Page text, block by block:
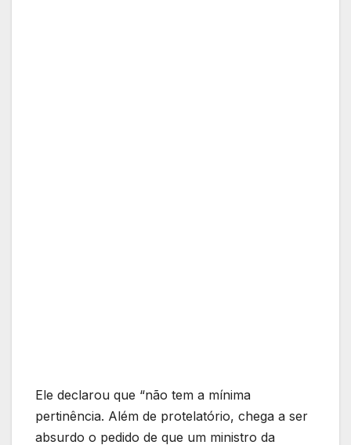
Ele declarou que “não tem a mínima
pertinência. Além de protelatório, chega a ser
absurdo o pedido de que um ministro da